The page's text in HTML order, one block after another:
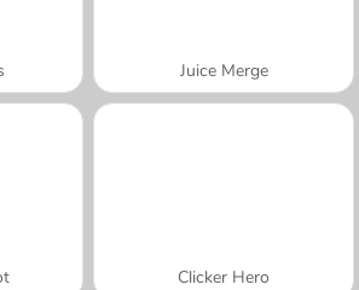
Juice Merge
Clicker Hero